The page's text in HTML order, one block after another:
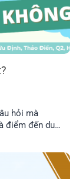
hỏi mà
điểm đến du
nhé!